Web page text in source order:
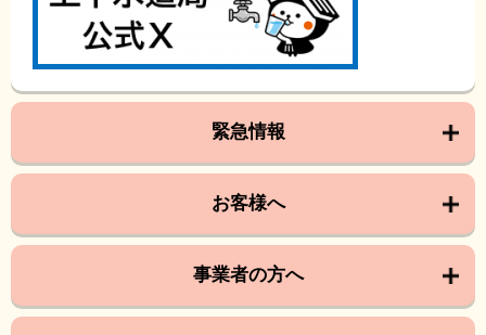
緊急情報
お客様へ
事業者の方へ